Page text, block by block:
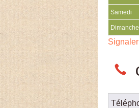
Samedi
Dimanche